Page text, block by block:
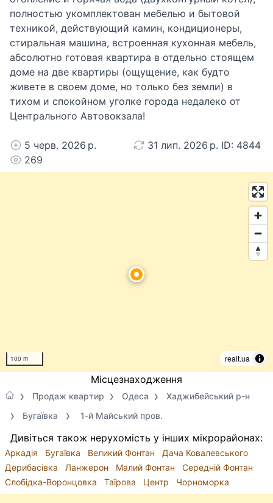
полностью укомплектован мебелью и бытовой
техникой, действующий камин, кондиционеры,
стиральная машина, встроенная кухонная мебель,
абсолютно готовая квартира в отдельно стоящем
доме на две квартиры (ощущение, как будто
живете в своем доме, но только без земли) в
тихом и спокойном уголке города недалеко от
Центрального Автовокзала!
5 черв. 2026 р.
31 лип. 2026 р. ID: 4844
269
100 m realt.ua
Місцезнаходження
Продаж квартир Одеса
Хаджибейський р-н
Бугаївка
1-й Майський пров.
Дивіться також нерухомість у інших мікрорайонах:
Аркадія Бугаївка Великий Фонтан
Дача Ковалевського
Дерибасівка
Ланжерон Малий Фонтан
Середній Фонтан
Слобідка-Воронцовка
Таїрова Центр Чорноморка